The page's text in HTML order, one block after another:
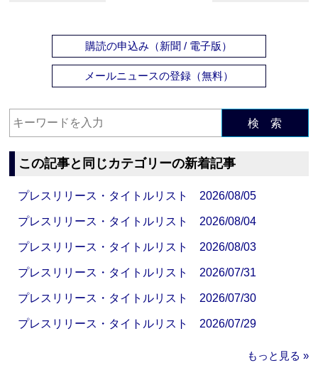
購読の申込み（新聞 / 電子版）
メールニュースの登録（無料）
検 索
この記事と同じカテゴリーの新着記事
プレスリリース・タイトルリスト 2026/08/05
プレスリリース・タイトルリスト 2026/08/04
プレスリリース・タイトルリスト 2026/08/03
プレスリリース・タイトルリスト 2026/07/31
プレスリリース・タイトルリスト 2026/07/30
プレスリリース・タイトルリスト 2026/07/29
もっと見る »